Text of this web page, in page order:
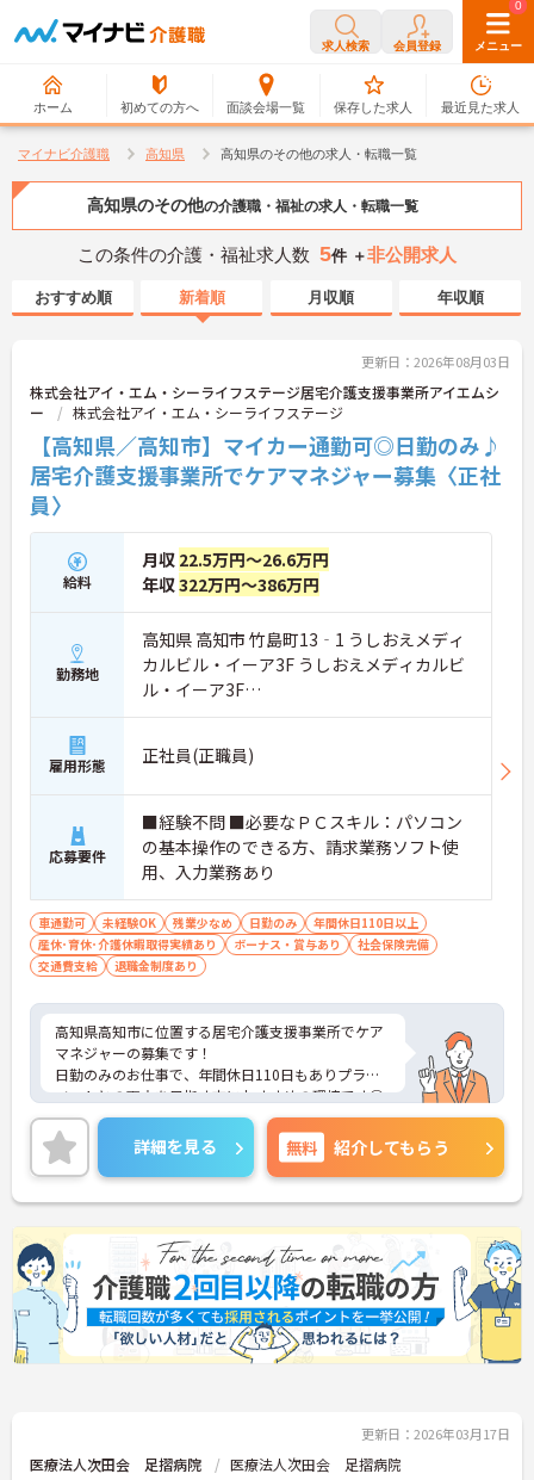
求人検索 会員登録 メニュー
ホーム 初めての方へ 面談会場一覧
0
保存した求人
0
最近見た求人
マイナビ介護職 高知県 高知県のその他の求人・転職一覧
高知県のその他の介護職・福祉の求人・転職一覧
この条件の介護・福祉求人数 5件 ＋非公開求人
おすすめ順 新着順 月収順 年収順
更新日：2026年08月03日
株式会社アイ・エム・シーライフステージ居宅介護支援事業所アイエムシ
ー
株式会社アイ・エム・シーライフステージ
【高知県／高知市】マイカー通勤可◎日勤のみ♪
居宅介護支援事業所でケアマネジャー募集〈正社
員〉
給料
月収 22.5万円～26.6万円
年収322万円～386万円
勤務地
高知県 高知市 竹島町13‐1 うしおえメディ
カルビル・イーア3F うしおえメディカルビ
ル・イーア3F
ＪＲ土讃線「高知駅」バス・車8分
雇用形態 正社員(正職員)
応募要件
■経験不問 ■必要なＰＣスキル：パソコン
の基本操作のできる方、請求業務ソフト使
用、入力業務あり
車通勤可 未経験OK 残業少なめ 日勤のみ
年間休日110日以上
産休･育休･介護休暇取得実績あり
ボーナス・賞与あり
社会保険完備
交通費支給
退職金制度あり
高知県高知市に位置する居宅介護支援事業所でケア
マネジャーの募集です！
日勤のみのお仕事で、年間休日110日もありプライ
ベートとの両立を目指す方におすすめの環境です◎
無料駐車場もある為マイカーでの通勤も楽々♪現場
経験のない方でもチャレンジできる職場で、フォロ
ー体制もあり、経験に関わらず安心してスタートで
きます。
こちらの求人にご興味がございましたら面接のポイ
ントもお伝えしますので是非ご応募お待ちしており
ます。
詳細を見る 無料 紹介してもらう
更新日：2026年03月17日
医療法人次田会 足摺病院 医療法人次田会 足摺病院